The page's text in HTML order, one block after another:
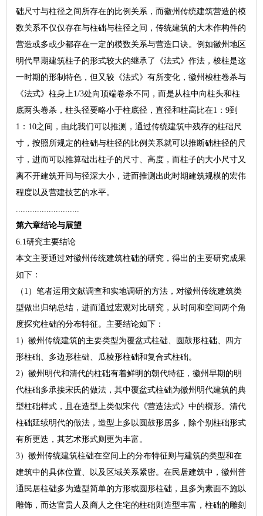
础尺寸与柱径之间所存在的比例关系，而徽州传统建筑营造的模
数关系不仅仅存在与柱础与柱径之间，传统建筑的大木作构件的
营造或多或少都存在一定的模数关系与营造口诀。例如徽州地区
明代早期建筑柱子的形式较大的继承了《法式》作法，梭柱是这
一时期的形制特色，但又较《法式》有所变化，徽州梭柱卷杀与
《法式》柱身上1/3处向顶端卷杀不同，而是从柱中向柱头和柱
底两头卷杀，柱头径要略小于柱底径，直径和柱高比在1：9到
1：10之间，由此我们可以推测，通过传统建筑中残存的柱础尺
寸，按照所规定的柱础与柱径的比例关系就可以推断础柱径的尺
寸，进而可以推算础出柱子的尺寸、高度，而柱子的大小尺寸又
离不开建筑开间与径深大小，进而推测出此时期建筑规模的宏伟
程度以及营建技艺的水平。
第六章结论与展望
6.1研究主要结论
本文主要通过对徽州传统建筑柱础的研究，得出的主要研究成果
如下：
（1）笔者运用文献调查和实地调研的方法，对徽州传统建筑类
型做出归纳总结，进而通过宏观对比研究，从时间和空间两个角
度探究柱础的分布特征。主要结论如下：
1）徽州传统建筑的主要类型为覆盆式柱础、圆鼓形柱础、四方
形柱础、多边形柱础、瓜棱形柱础和复合式柱础。
2）徽州明代和清代的柱础有着鲜明的朝代特征，徽州早期的明
代柱础多承接宋氏的做法，其中覆盆式柱础为徽州明代建筑的典
型柱础样式，且在造型上类似宋代《营造法式》中的櫍形。清代
柱础延续明代的做法，造型上多以圆鼓形居多，除个别柱础形式
有所更迭，其艺术形式则更为丰富。
3）徽州传统建筑柱础在空间上的分布特征则与建筑的类型和在
建筑中的具体位置、以及区域关系紧密。在民居建筑中，徽州普
通民居柱础多为造型简单的方形或圆形柱础，且多为素面不施以
雕饰，而达官贵人及商人之住宅的柱础则造型丰富，柱础的雕刻